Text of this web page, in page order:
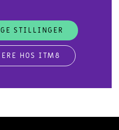
STILLINGER
HOS ITM8